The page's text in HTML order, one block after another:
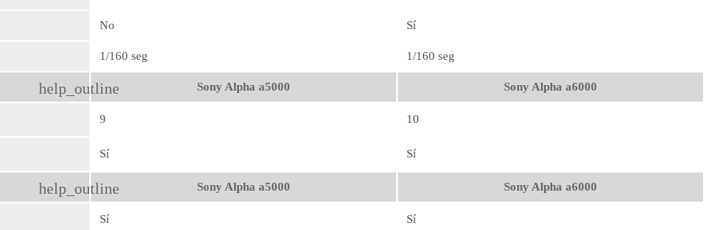
No Sí
1/160 seg 1/160 seg
help_outline Sony Alpha a5000 Sony Alpha a6000
9 10
Sí Sí
help_outline Sony Alpha a5000 Sony Alpha a6000
Sí Sí